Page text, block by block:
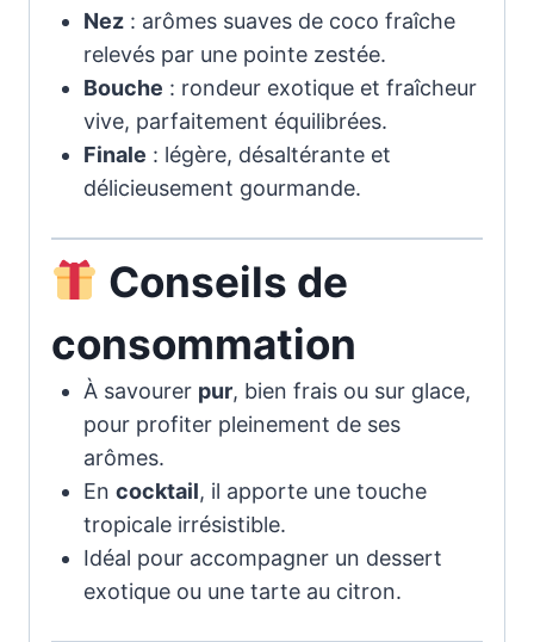
Nez : arômes suaves de coco fraîche
relevés par une pointe zestée.
Bouche : rondeur exotique et fraîcheur
vive, parfaitement équilibrées.
Finale : légère, désaltérante et
délicieusement gourmande.
Conseils de
consommation
À savourer pur, bien frais ou sur glace,
pour profiter pleinement de ses
arômes.
En cocktail, il apporte une touche
tropicale irrésistible.
Idéal pour accompagner un dessert
exotique ou une tarte au citron.